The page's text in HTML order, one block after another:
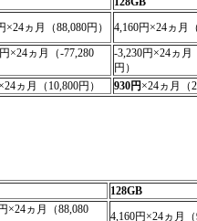
×24ヵ月（88,080円） 4,160円×24ヵ月
×24ヵ月（-77,280
-3,230円×24ヵ月
円）
×24ヵ月（10,800円） 930円 ×24ヵ月（
128GB
×24ヵ月（88,080
4,160円×24ヵ月